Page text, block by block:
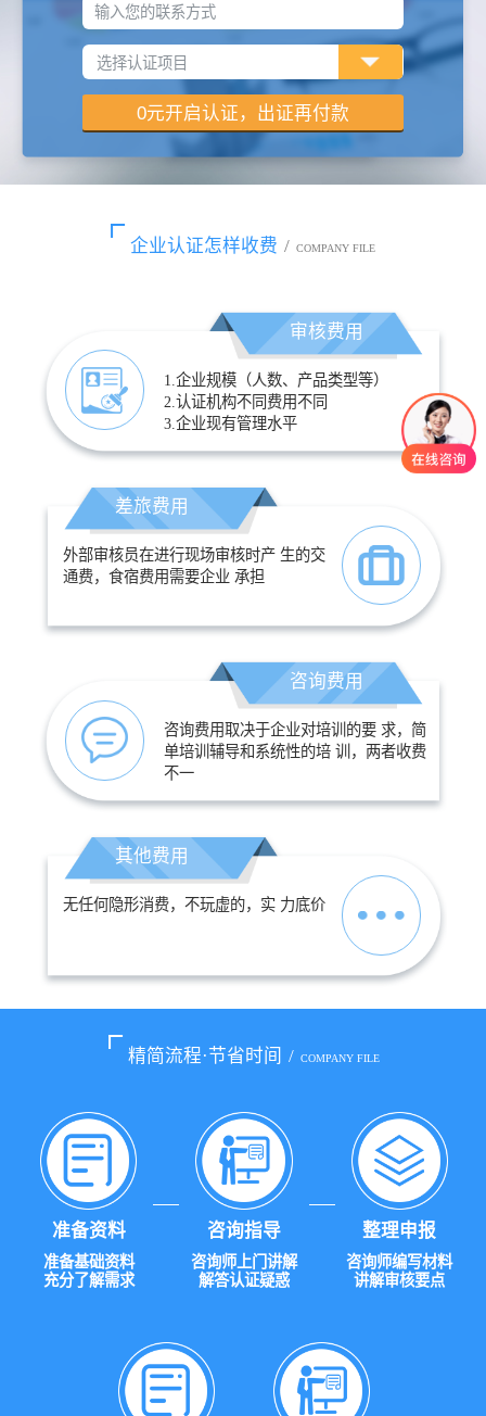
输入您的联系方式
企业认证怎样收费 / COMPANY FILE
审核费用
1.企业规模（人数、产品类型等）
2.认证机构不同费用不同
3.企业现有管理水平
差旅费用
外部审核员在进行现场审核时产 生的交
通费，食宿费用需要企业 承担
咨询费用
咨询费用取决于企业对培训的要 求，简
单培训辅导和系统性的培 训，两者收费
不一
其他费用
无任何隐形消费，不玩虚的，实 力底价
精简流程·节省时间 / COMPANY FILE
准备资料
准备基础资料
充分了解需求
咨询指导
咨询师上门讲解
解答认证疑惑
整理申报
咨询师编写材料
讲解审核要点